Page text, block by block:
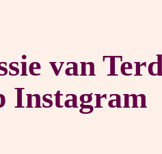
van
Instagram